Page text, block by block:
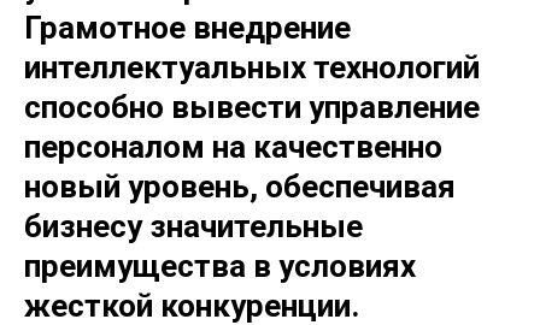
Грамотное внедрение
интеллектуальных технологий
способно вывести управление
персоналом на качественно
новый уровень, обеспечивая
бизнесу значительные
преимущества в условиях
жесткой конкуренции.